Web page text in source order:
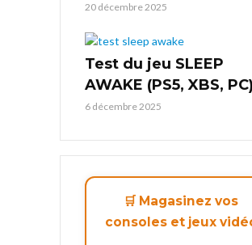
20 décembre 2025
Test du jeu SLEEP
AWAKE (PS5, XBS, PC)
6 décembre 2025
🛒 Magasinez vos
consoles et jeux